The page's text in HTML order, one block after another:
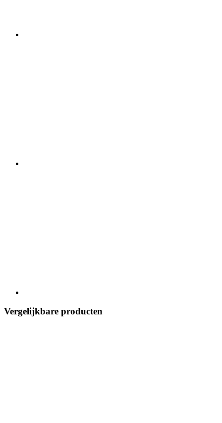
Vergelijkbare producten